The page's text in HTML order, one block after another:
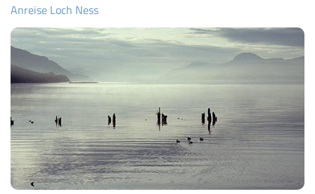
Anreise Loch Ness